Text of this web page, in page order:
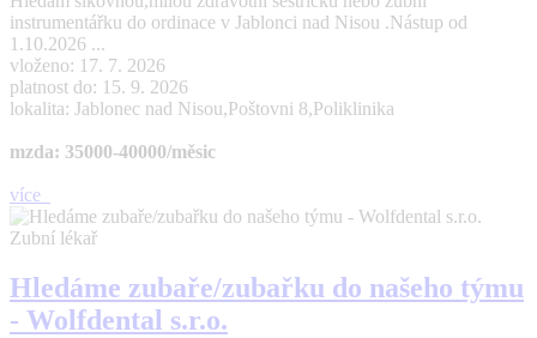
instrumentářku do ordinace v Jablonci nad Nisou .Nástup od
1.10.2026 ...
vloženo: 17. 7. 2026
platnost do: 15. 9. 2026
lokalita: Jablonec nad Nisou,Poštovni 8,Poliklinika
mzda: 35000-40000/měsic
více
Zubní lékař
Hledáme zubaře/zubařku do našeho týmu
- Wolfdental s.r.o.